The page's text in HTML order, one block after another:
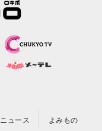
ニュース よみもの